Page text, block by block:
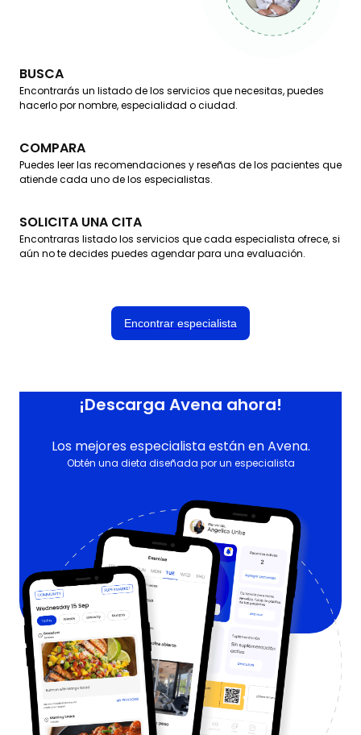
BUSCA
Encontrarás un listado de los servicios que necesitas, puedes
hacerlo por nombre, especialidad o ciudad.
COMPARA
Puedes leer las recomendaciones y reseñas de los pacientes que
atiende cada uno de los especialistas.
SOLICITA UNA CITA
Encontraras listado los servicios que cada especialista ofrece, si
aún no te decides puedes agendar para una evaluación.
Encontrar especialista
¡Descarga Avena ahora!
Los mejores especialista están en Avena.
Obtén una dieta diseñada por un especialista